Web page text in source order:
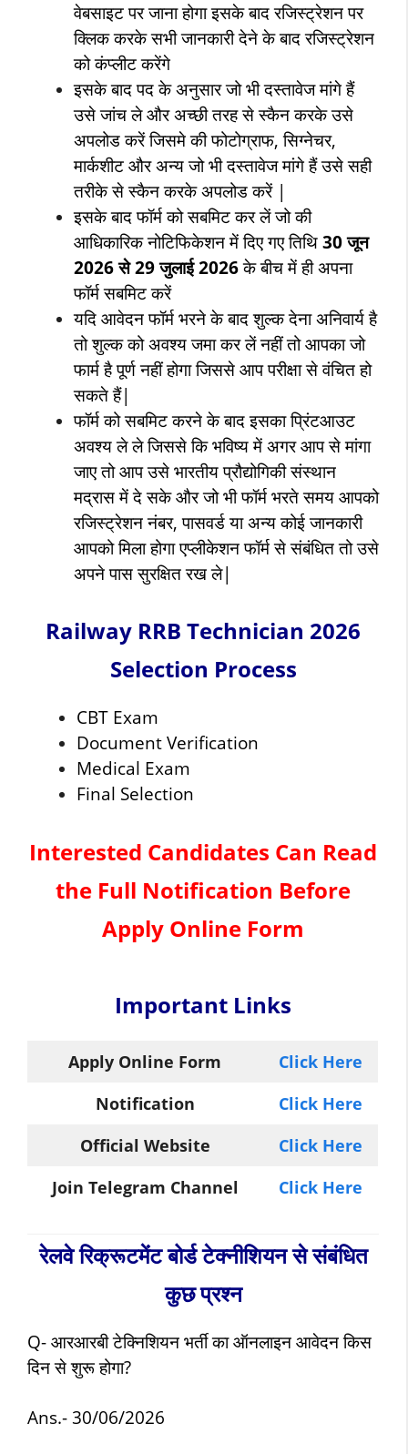
वेबसाइट पर जाना होगा इसके बाद रजिस्ट्रेशन पर
क्लिक करके सभी जानकारी देने के बाद रजिस्ट्रेशन
को कंप्लीट करेंगे
इसके बाद पद के अनुसारजो भी दस्तावेज मांगे हैं
उसे जांच ले और अच्छी तरह से स्कैन करके उसे
अपलोड करें जिसमे की फोटोग्राफ, सिग्नेचर,
मार्कशीट और अन्य जो भी दस्तावेज मांगे हैं उसे सही
तरीके से स्कैन करके अपलोड करें |
इसके बाद फॉर्म को सबमिट कर लें जो की
आधिकारिक नोटिफिकेशन में दिए गए तिथि 30 जून
2026 से 29 जुलाई 2026के बीच में ही अपना
फॉर्म सबमिट करें
यदि आवेदन फॉर्म भरने के बाद शुल्क देना अनिवार्य है
तो शुल्क को अवश्य जमा कर लें नहीं तो आपका जो
फार्म है पूर्ण नहीं होगा जिससे आप परीक्षा से वंचित हो
सकते हैं|
फॉर्म को सबमिट करने के बाद इसका प्रिंटआउट
अवश्य ले ले जिससे कि भविष्य में अगर आप से मांगा
जाए तो आप उसे भारतीय प्रौद्योगिकी संस्थान
मद्रास में दे सके और जो भी फॉर्म भरते समय आपको
रजिस्ट्रेशन नंबर, पासवर्ड या अन्य कोई जानकारी
आपको मिला होगा एप्लीकेशन फॉर्म से संबंधित तो उसे
अपने पास सुरक्षित रख ले|
Railway RRB Technician 2026
Selection Process
CBT Exam
Document Verification
Medical Exam
Final Selection
Interested Candidates Can Read
the Full Notification Before
Apply Online Form
Important Links
Apply Online Form
Click Here
Notification
Click Here
Official Website
Click Here
Join Telegram Channel
Click Here
रेलवे रिक्रूटमेंट बोर्ड टेक्नीशियन से संबंधित
कुछ प्रश्न
Q- आरआरबी टेक्निशियन भर्ती का ऑनलाइन आवेदन किस
दिन से शुरू होगा?
Ans.- 30/06/2026